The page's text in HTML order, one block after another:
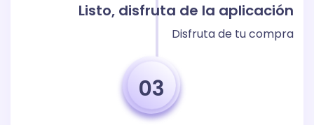
Listo, disfruta de la aplicación
Disfruta de tu compra
03